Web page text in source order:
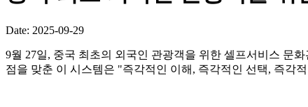
Date: 2025-09-29
9월 27일, 중국 최초의 외국인 관광객을 위한 셀프서비스 문
점을 맞춘 이 시스템은 "즉각적인 이해, 즉각적인 선택, 즉각